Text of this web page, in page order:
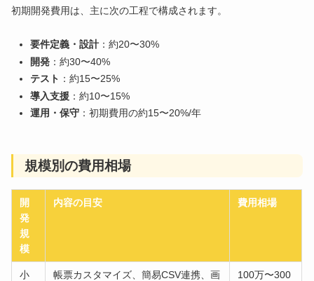
初期開発費用は、主に次の工程で構成されます。
要件定義・設計 ：約20〜30%
開発 ：約30〜40%
テスト ：約15〜25%
導入支援 ：約10〜15%
運用・保守 ：初期費用の約15〜20%/年
規模別の費用相場
開
発
規
模
内容の目安 費用相場
小
帳票カスタマイズ、簡易CSV連携、画
100万〜300